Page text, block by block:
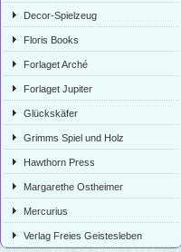
Decor-Spielzeug
Floris Books
Forlaget Arché
Forlaget Jupiter
Glückskäfer
Grimms Spiel und Holz
Hawthorn Press
Margarethe Ostheimer
Mercurius
Verlag Freies Geistesleben